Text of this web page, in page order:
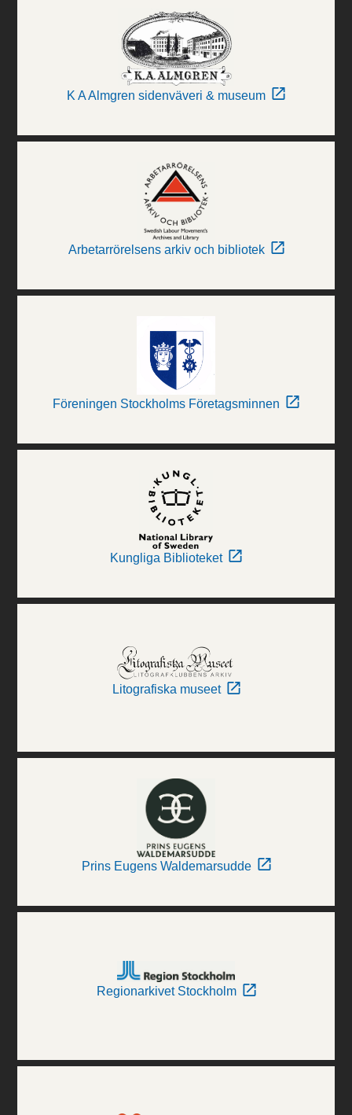
K A Almgren sidenväveri & museum
Arbetarrörelsens arkiv och bibliotek
Föreningen Stockholms Företagsminnen
Kungliga Biblioteket
Litografiska museet
Prins Eugens Waldemarsudde
Regionarkivet Stockholm